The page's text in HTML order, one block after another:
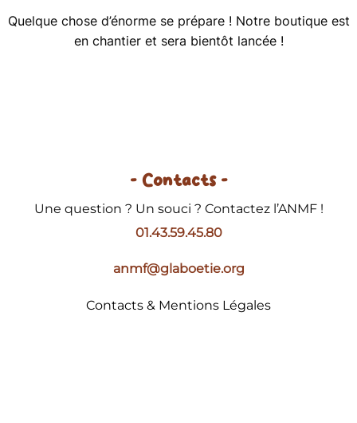
Quelque chose d’énorme se prépare ! Notre boutique est
en chantier et sera bientôt lancée !
- Contacts -
Une question ? Un souci ? Contactez l’ANMF !
01.43.59.45.80
anmf@glaboetie.org
Contacts & Mentions Légales